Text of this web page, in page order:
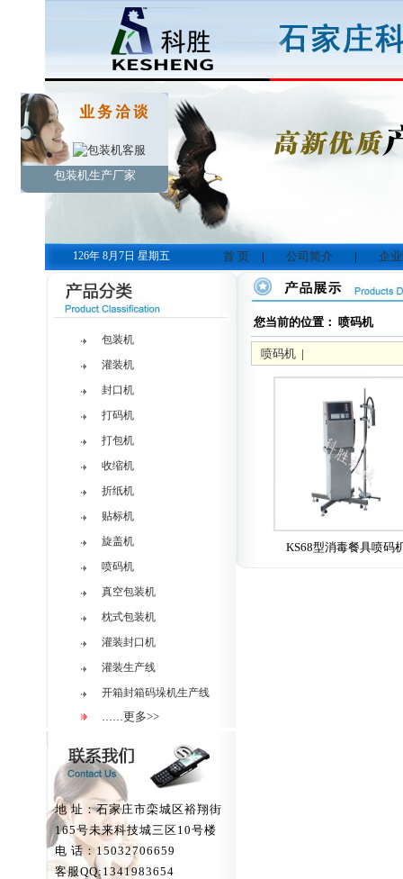
包装机生产厂家
126年 8月7日 星期五 首 页 | 公司简介 | 企
包装机
灌装机
封口机
打码机
打包机
收缩机
折纸机
贴标机
旋盖机
喷码机
真空包装机
枕式包装机
灌装封口机
灌装生产线
开箱封箱码垛机生产线
……更多>>
地 址：石家庄市栾城区裕翔街
165号未来科技城三区10号楼
电 话：15032706659
客服QQ:1341983654
您当前的位置： 喷码机
喷码机 |
KS68型消毒餐具喷码